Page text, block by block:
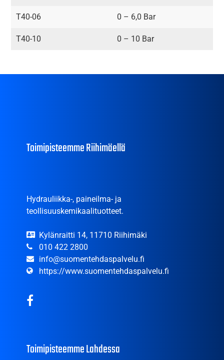
T40-06 0 – 6,0 Bar
T40-10 0 – 10 Bar
Toimipisteemme Riihimäellä
Hydrauliikka-, paineilma- ja
teollisuuskemikaalituotteet.
Kylänraitti 14, 11710 Riihimäki
010 422 2800
info@suomentehdaspalvelu.fi
https://www.suomentehdaspalvelu.fi
Toimipisteemme Lahdessa